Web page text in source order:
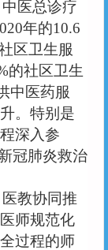
医总诊疗
年的10.6
区卫生服
的社区卫生
中医药服
。特别是
深入参
冠肺炎救治
教协同推
师规范化
过程的师